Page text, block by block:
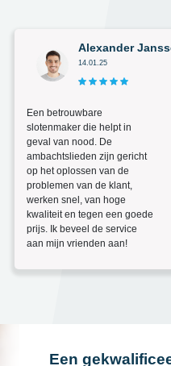
Alexander
14.01.25
Een betrouwbare
slotenmaker die helpt in
geval van nood. De
ambachtslieden zijn gericht
op het oplossen van de
problemen van de klant,
werken snel, van hoge
kwaliteit en tegen een goede
prijs. Ik beveel de service
aan mijn vrienden aan!
Een